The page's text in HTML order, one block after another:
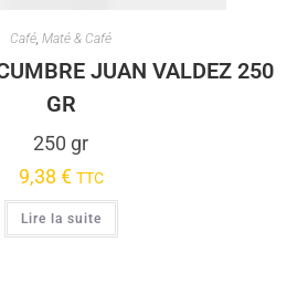
Café, Maté & Café
JUAN VALDEZ 250
GR
250 gr
9,38 € TTC
Lire la suite